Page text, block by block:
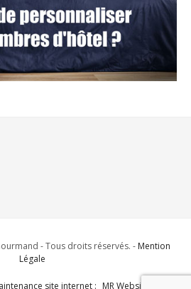
- Tous droits réservés. - Mention
Légale
site internet : _MR Website